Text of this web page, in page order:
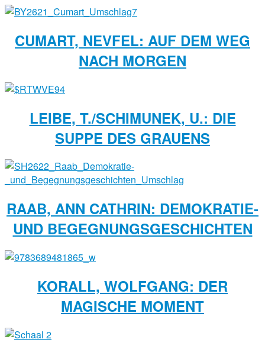
CUMART, NEVFEL: AUF DEM WEG
NACH MORGEN
LEIBE, T./SCHIMUNEK, U.: DIE
SUPPE DES GRAUENS
RAAB, ANN CATHRIN: DEMOKRATIE-
UND BEGEGNUNGSGESCHICHTEN
KORALL, WOLFGANG: DER
MAGISCHE MOMENT